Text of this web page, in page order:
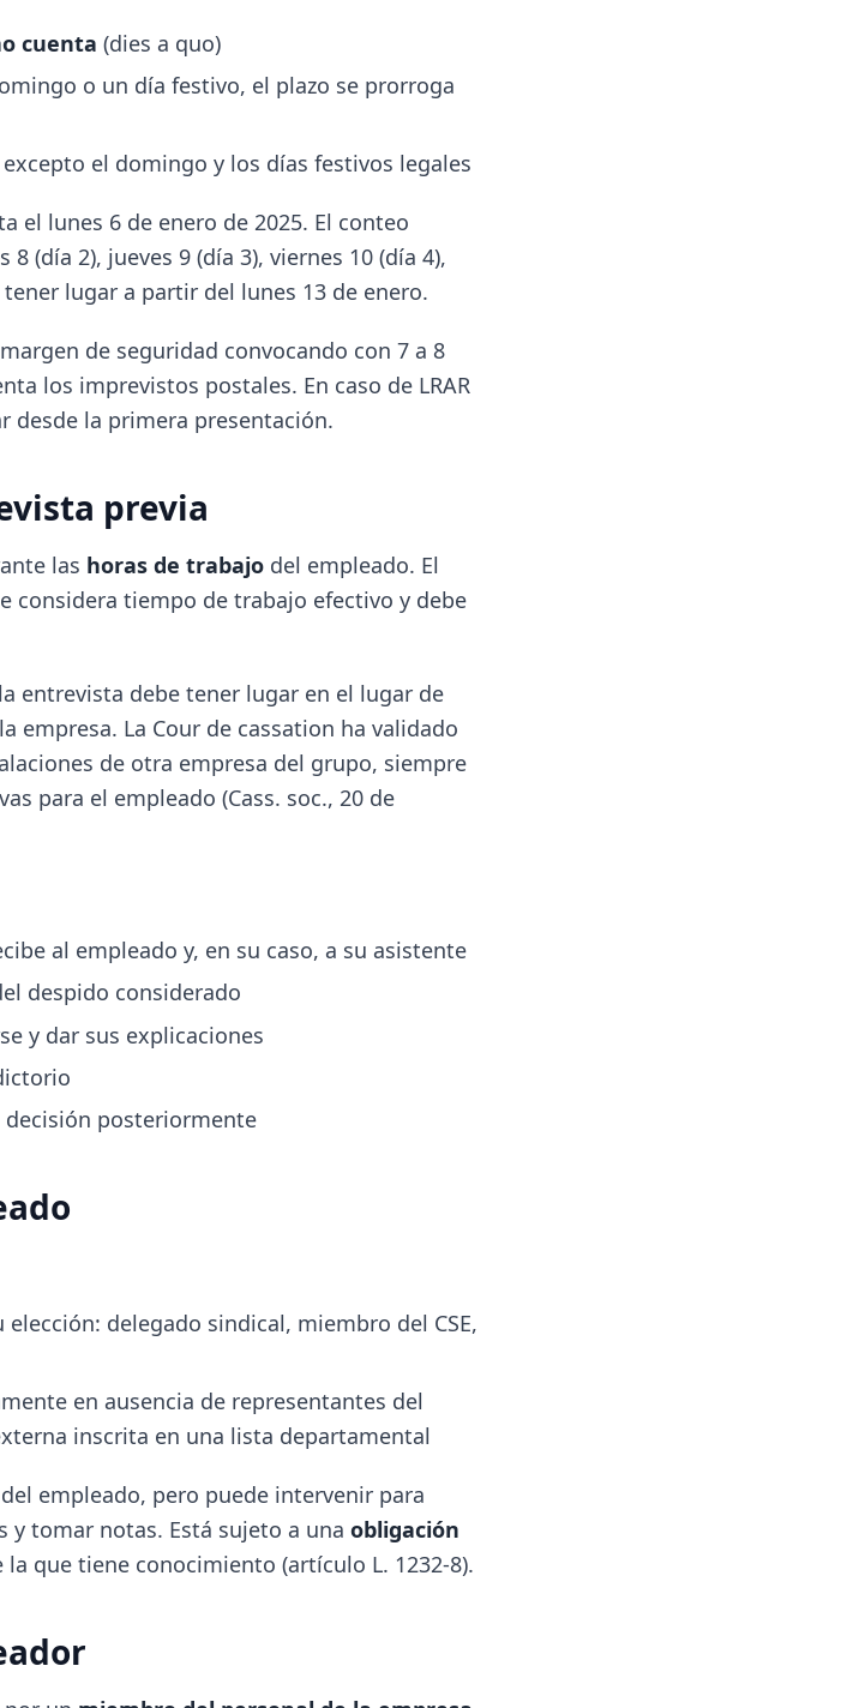
cuenta (dies a quo)
o un día festivo, el plazo se prorroga
el domingo y los días festivos legales
el lunes 6 de enero de 2025. El conteo
(día 2), jueves 9 (día 3), viernes 10 (día 4),
lugar a partir del lunes 13 de enero.
de seguridad convocando con 7 a 8
los imprevistos postales. En caso de LRAR
desde la primera presentación.
previa
las horas de trabajo del empleado. El
considera tiempo de trabajo efectivo y debe
entrevista debe tener lugar en el lugar de
empresa. La Cour de cassation ha validado
de otra empresa del grupo, siempre
para el empleado (Cass. soc., 20 de
al empleado y, en su caso, a su asistente
despido considerado
y dar sus explicaciones
posteriormente
elección: delegado sindical, miembro del CSE,
en ausencia de representantes del
inscrita en una lista departamental
empleado, pero puede intervenir para
y tomar notas. Está sujeto a una obligación
que tiene conocimiento (artículo L. 1232-8).